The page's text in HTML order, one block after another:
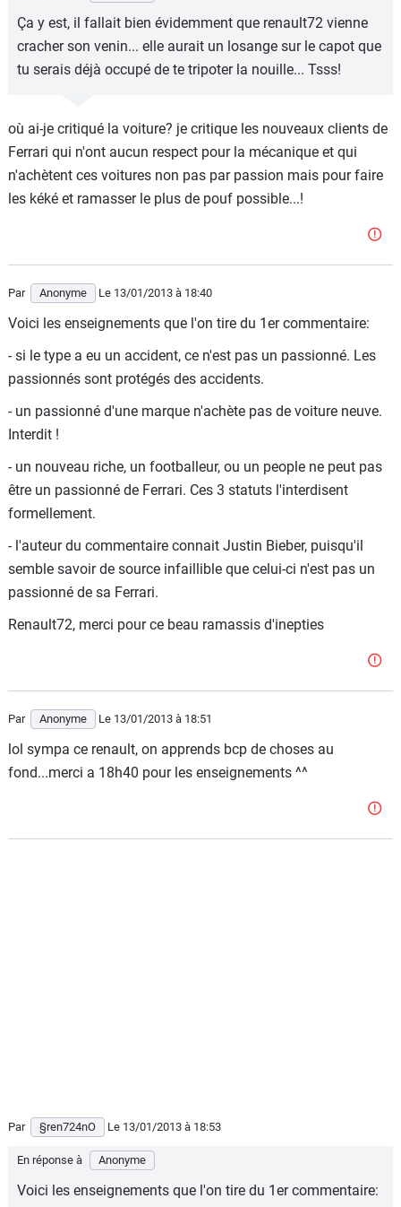
Ça y est, il fallait bien évidemment que renault72 vienne
cracher son venin... elle aurait un losange sur le capot que
tu serais déjà occupé de te tripoter la nouille... Tsss!
où ai-je critiqué la voiture? je critique les nouveaux clients de
Ferrari qui n'ont aucun respect pour la mécanique et qui
n'achètent ces voitures non pas par passion mais pour faire
les kéké et ramasser le plus de pouf possible...!
Par Anonyme Le 13/01/2013 à 18:40
Voici les enseignements que l'on tire du 1er commentaire:
- si le type a eu un accident, ce n'est pas un passionné. Les
passionnés sont protégés des accidents.
- un passionné d'une marque n'achète pas de voiture neuve.
Interdit !
- un nouveau riche, un footballeur, ou un people ne peut pas
être un passionné de Ferrari. Ces 3 statuts l'interdisent
formellement.
- l'auteur du commentaire connait Justin Bieber, puisqu'il
semble savoir de source infaillible que celui-ci n'est pas un
passionné de sa Ferrari.
Renault72, merci pour ce beau ramassis d'inepties
Par Anonyme Le 13/01/2013 à 18:51
lol sympa ce renault, on apprends bcp de choses au
fond...merci a 18h40 pour les enseignements ^^
Par §ren724nO Le 13/01/2013 à 18:53
En réponse à Anonyme
Voici les enseignements que l'on tire du 1er commentaire: